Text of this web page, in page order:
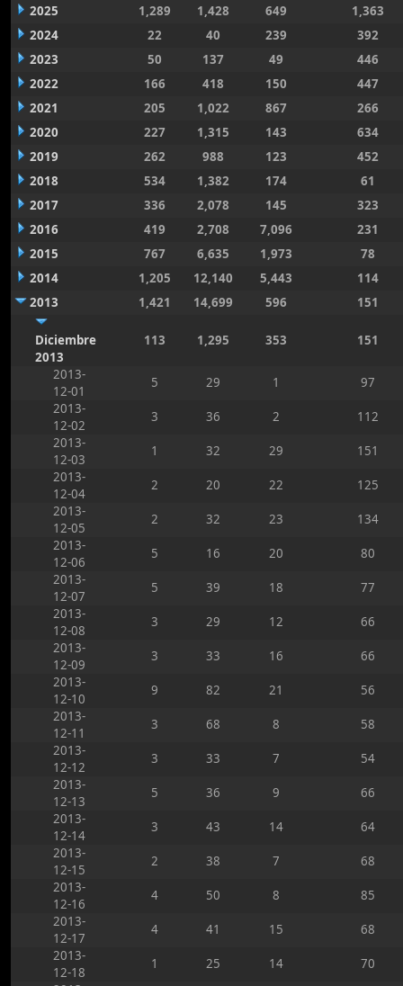
2025
1,289 1,428 649
1,363
2024
22 40 239
392
2023
50 137 49
446
2022
166 418 150
447
2021
205 1,022 867
266
2020
227 1,315 143
634
2019
262 988 123
452
2018
534 1,382 174
61
2017
336 2,078 145
323
2016
419 2,708 7,096
231
2015
767 6,635 1,973
78
2014
1,205 12,140 5,443
114
2013
1,421 14,699 596 151
Diciembre
2013
113 1,295 353 151
2013-
12-01
5 29 1
97
2013-
12-02
3 36 2
112
2013-
12-03
1 32 29
151
2013-
12-04
2 20 22
125
2013-
12-05
2 32 23
134
2013-
12-06
5 16 20
80
2013-
12-07
5 39 18
77
2013-
12-08
3 29 12
66
2013-
12-09
3 33 16
66
2013-
12-10
9 82 21
56
2013-
12-11
3 68 8
58
2013-
12-12
3 33 7
54
2013-
12-13
5 36 9
66
2013-
12-14
3 43 14
64
2013-
12-15
2 38 7
68
2013-
12-16
4 50 8
85
2013-
12-17
4 41 15
68
2013-
12-18
1 25 14
70